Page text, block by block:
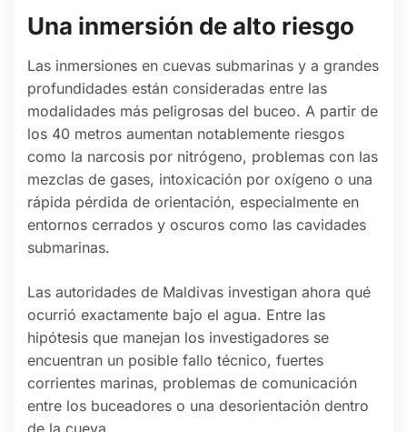
Una inmersión de alto riesgo
Las inmersiones en cuevas submarinas y a grandes
profundidades están consideradas entre las
modalidades más peligrosas del buceo. A partir de
los 40 metros aumentan notablemente riesgos
como la narcosis por nitrógeno, problemas con las
mezclas de gases, intoxicación por oxígeno o una
rápida pérdida de orientación, especialmente en
entornos cerrados y oscuros como las cavidades
submarinas.
Las autoridades de Maldivas investigan ahora qué
ocurrió exactamente bajo el agua. Entre las
hipótesis que manejan los investigadores se
encuentran un posible fallo técnico, fuertes
corrientes marinas, problemas de comunicación
entre los buceadores o una desorientación dentro